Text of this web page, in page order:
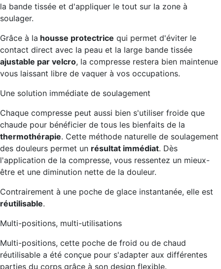
la bande tissée et d'appliquer le tout sur la zone à
soulager.
Grâce à la housse protectrice qui permet d'éviter le
contact direct avec la peau et la large bande tissée
ajustable par velcro, la compresse restera bien maintenue
vous laissant libre de vaquer à vos occupations.
Une solution immédiate de soulagement
Chaque compresse peut aussi bien s'utiliser froide que
chaude pour bénéficier de tous les bienfaits de la
thermothérapie. Cette méthode naturelle de soulagement
des douleurs permet un résultat immédiat. Dès
l'application de la compresse, vous ressentez un mieux-
être et une diminution nette de la douleur.
Contrairement à une poche de glace instantanée, elle est
réutilisable.
Multi-positions, multi-utilisations
Multi-positions, cette poche de froid ou de chaud
réutilisable a été conçue pour s'adapter aux différentes
parties du corps grâce à son design flexible.